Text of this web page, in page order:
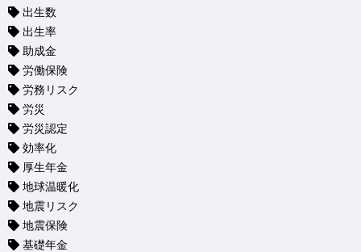
出生数
出生率
助成金
労働保険
労務リスク
労災
労災認定
効率化
厚生年金
地球温暖化
地震リスク
地震保険
基礎年金